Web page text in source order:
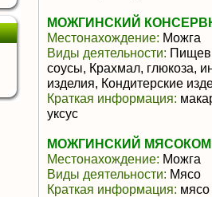
МОЖГИНСКИЙ
Местонахождение: Можга
Виды деятельности:
соусы, Крахмал, глюкоза,
изделия, Кондитерские
Краткая информация:
уксус
МОЖГИНСКИЙ
Местонахождение: Можга
Виды деятельности: Мясо
Краткая информация: мясо